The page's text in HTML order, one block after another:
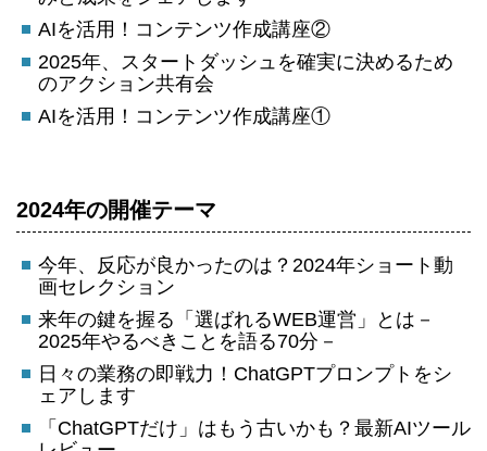
AIを活用！コンテンツ作成講座②
2025年、スタートダッシュを確実に決めるため
のアクション共有会
AIを活用！コンテンツ作成講座①
2024年の開催テーマ
今年、反応が良かったのは？2024年ショート動
画セレクション
来年の鍵を握る「選ばれるWEB運営」とは－
2025年やるべきことを語る70分－
日々の業務の即戦力！ChatGPTプロンプトをシ
ェアします
「ChatGPTだけ」はもう古いかも？最新AIツール